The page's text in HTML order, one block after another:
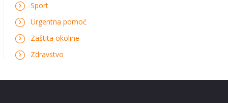
Sport
Urgentna pomoć
Zaštita okoline
Zdravstvo